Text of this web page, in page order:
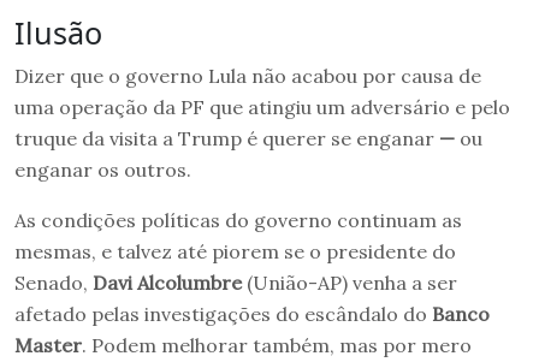
Ilusão
Dizer que o governo Lula não acabou por causa de
uma operação da PF que atingiu um adversário e pelo
truque da visita a Trump é querer se enganar — ou
enganar os outros.
As condições políticas do governo continuam as
mesmas, e talvez até piorem se o presidente do
Senado, Davi Alcolumbre(União-AP) venha a ser
afetado pelas investigações do escândalo do Banco
Master. Podem melhorar também, mas por mero